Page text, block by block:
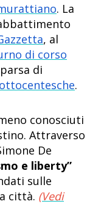
. La
, al
di corso
di
.
conosciuti
Attraverso
De
e liberty”
sulle
città. (Vedi